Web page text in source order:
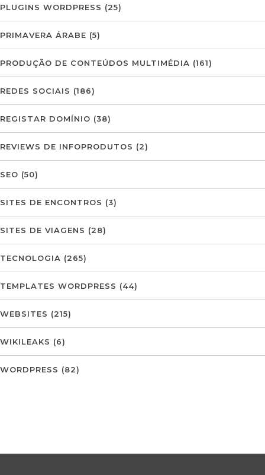
PLUGINS WORDPRESS (25)
PRIMAVERA ÁRABE (5)
PRODUÇÃO DE CONTEÚDOS MULTIMÉDIA (161)
REDES SOCIAIS (186)
REGISTAR DOMÍNIO (38)
REVIEWS DE INFOPRODUTOS (2)
SEO (50)
SITES DE ENCONTROS (3)
SITES DE VIAGENS (28)
TECNOLOGIA (265)
TEMPLATES WORDPRESS (44)
WEBSITES (215)
WIKILEAKS (6)
WORDPRESS (82)